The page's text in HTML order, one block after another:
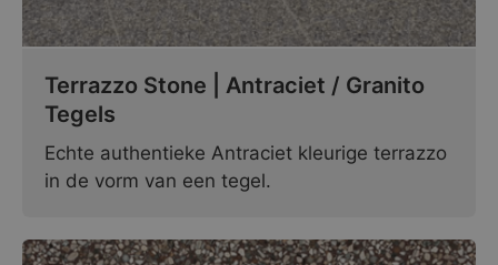
Terrazzo Stone | Antraciet / Granito
Tegels
Echte authentieke Antraciet kleurige terrazzo
in de vorm van een tegel.